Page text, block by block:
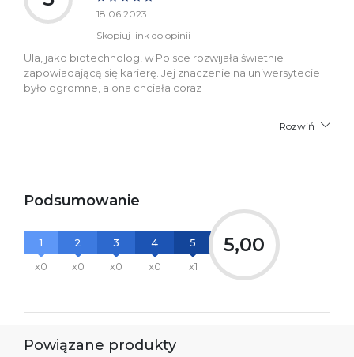
18.06.2023
Skopiuj link do opinii
Ula, jako biotechnolog, w Polsce rozwijała świetnie
zapowiadającą się karierę. Jej znaczenie na uniwersytecie
było ogromne, a ona chciała coraz
Rozwiń
Podsumowanie
1
x0
2
x0
3
x0
4
x0
5
x1
5,00
Powiązane produkty